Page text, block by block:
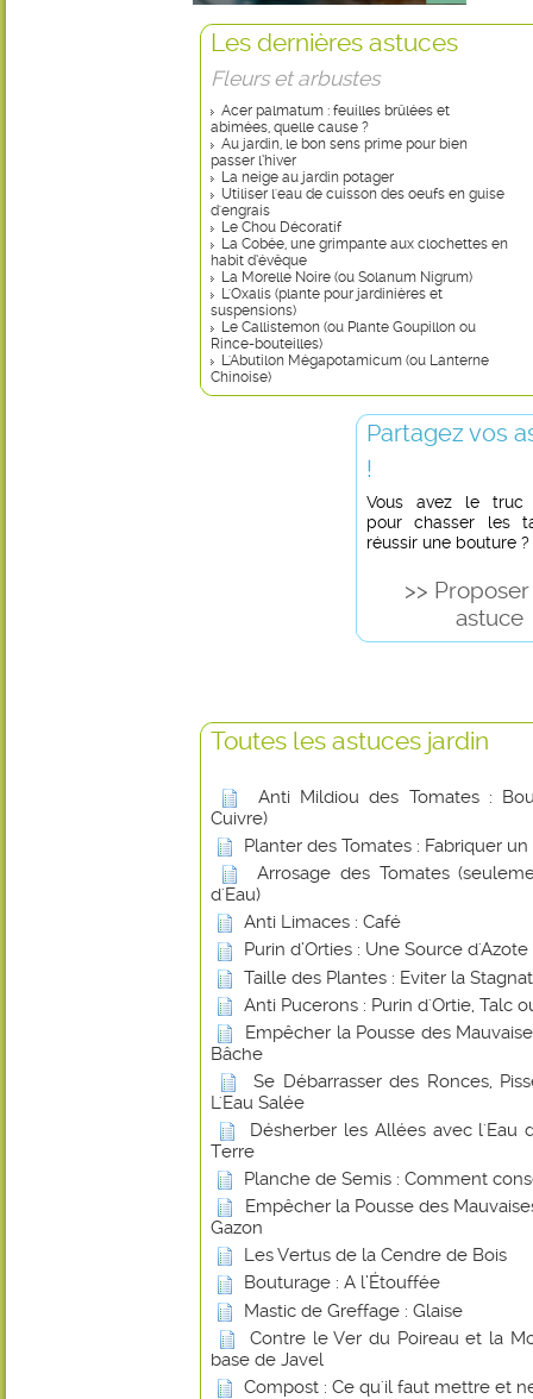
Les dernières astuces
Fleurs et arbustes
Acer palmatum : feuilles brûlées et
abimées, quelle cause ?
Au jardin, le bon sens prime pour bien
passer l’hiver
La neige au jardin potager
Utiliser l'eau de cuisson des oeufs en guise
d'engrais
Le Chou Décoratif
La Cobée, une grimpante aux clochettes en
habit d’évêque
La Morelle Noire (ou Solanum Nigrum)
L'Oxalis (plante pour jardinières et
suspensions)
Le Callistemon (ou Plante Goupillon ou
Rince-bouteilles)
L'Abutilon Mégapotamicum (ou Lanterne
Chinoise)
Partagez vos
!
Vous avez le truc
pour chasser les
réussir une bouture ?
>>
astuce
Toutes les astuces jardin
Anti Mildiou des Tomates :
Cuivre)
Planter des Tomates : Fabriquer
Arrosage des Tomates
d'Eau)
Anti Limaces : Café
Purin d’Orties : Une Source
Taille des Plantes : Eviter la
Anti Pucerons : Purin d'Ortie, Talc
Empêcher la Pousse des
Bâche
Se Débarrasser des Ronces,
L'Eau Salée
Désherber les Allées avec l'Eau
Terre
Planche de Semis : Comment
Empêcher la Pousse des
Gazon
Les Vertus de la Cendre de Bois
Bouturage : A l’Étouffée
Mastic de Greffage : Glaise
Contre le Ver du Poireau et la
base de Javel
Compost : Ce qu'il faut mettre et